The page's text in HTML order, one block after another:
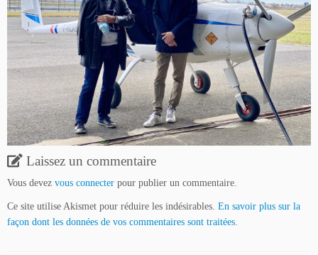
Laissez un commentaire
Vous devez vous connecter pour publier un commentaire.
Ce site utilise Akismet pour réduire les indésirables. En savoir plus sur la
façon dont les données de vos commentaires sont traitées.